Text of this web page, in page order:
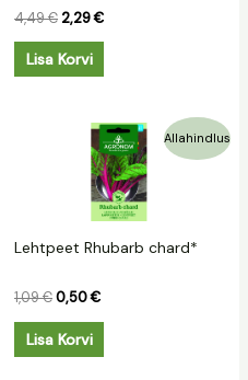
4,49€ 2,29€
Lisa Korvi
Allahindlus
Lehtpeet Rhubarb chard*
1,09€
Algne
1,09 €.
0,50€
Praegune
hind
on:
0,50 €.
Lisa Korvi